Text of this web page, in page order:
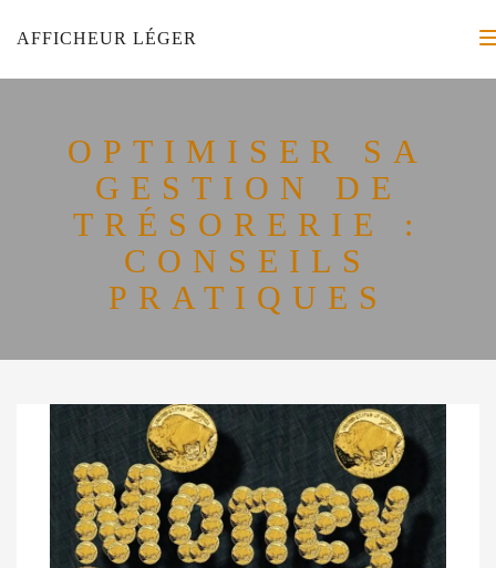
AFFICHEUR LÉGER
OPTIMISER SA
GESTION DE
TRÉSORERIE :
CONSEILS
PRATIQUES